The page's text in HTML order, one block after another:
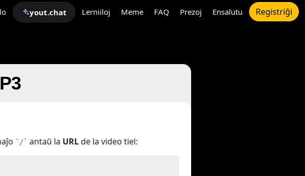
yout.chat Lerniiloj Meme FAQ Prezoj Ensalutu Registriĝi
`/` antaŭ la URLde la video tiel: